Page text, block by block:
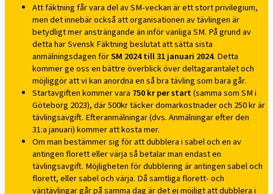
Att fäktning får vara del av SM-veckan är ett stort privilegium,
men det innebär också att organisationen av tävlingen är
betydligt mer ansträngande än inför vanliga SM. På grund av
detta har Svensk Fäktning beslutat att sätta sista
anmälningsdagen förSM 2024 till 31 januari 2024. Detta
kommer ge oss en bättre överblick över deltagarantalet och
möjliggör att vi kan anordna en så bra tävling som bara går.
Startavgiften kommer vara 750 kr per start(samma som SM i
Göteborg 2023), där 500kr täcker domarkostnader och 250 kr är
tävlingsavgift. Efteranmälningar (dvs. Anmälningar efter den
31:a januari) kommer att kosta mer.
Om man bestämmer sig för att dubblera i sabel och en av
antingen florett eller värja så betalar man endast en
tävlingsavgift. Möjligheten för dubblering är antingen sabel och
florett, eller sabel och värja. Då samtliga florett- och
värjtävlingar går på samma dag är det ej möjligt att dubblera i